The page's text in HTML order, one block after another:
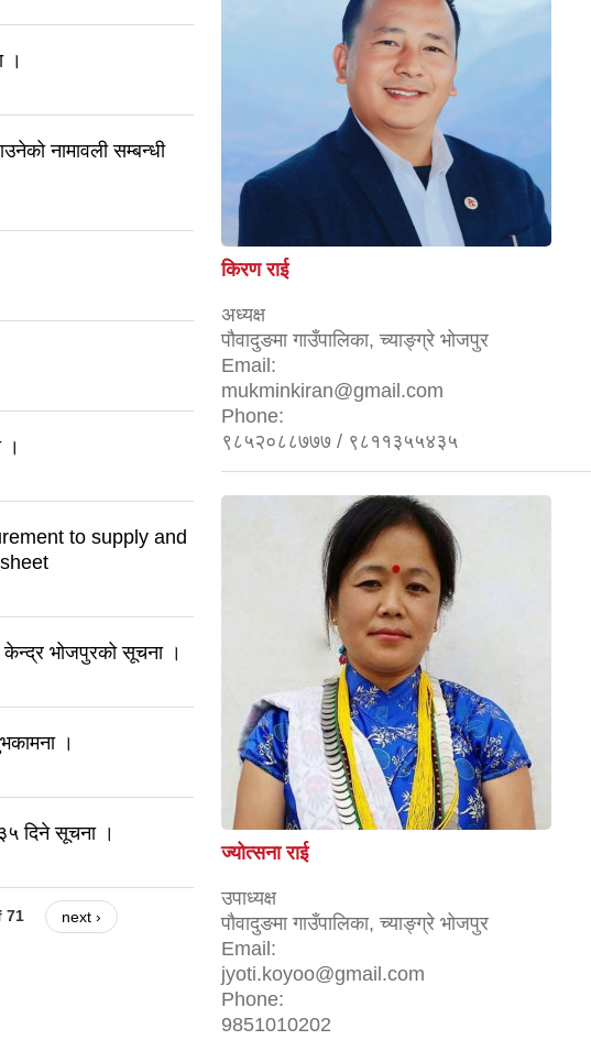
।
नामावली सम्बन्धी
।
to supply and
केन्द्र भोजपुरको सूचना ।
।
३५ दिने सूचना ।
71 next ›
किरण राई
अध्यक्ष
पौवादुङमा गाउँपालिका, च्याङ्ग्रे भोजपुर
Email:
mukminkiran@gmail.com
Phone:
९८५२०८८७७७ / ९८११३५५४३५
ज्योत्सना राई
उपाध्यक्ष
पौवादुङमा गाउँपालिका, च्याङ्ग्रे भोजपुर
Email:
jyoti.koyoo@gmail.com
Phone:
9851010202